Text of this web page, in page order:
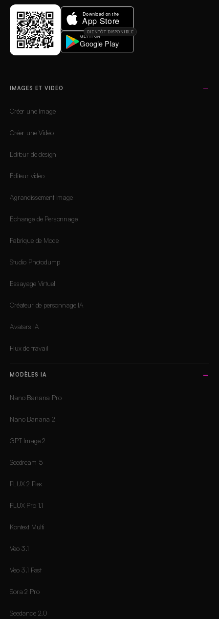
BIENTÔT DISPONIBLE
IMAGES ET VIDÉO
Créer une Image
Créer une Vidéo
Éditeur de design
Éditeur vidéo
Agrandissement Image
Échange de Personnage
Fabrique de Mode
Studio Photodump
Essayage Virtuel
Créateur de personnage IA
Avatars IA
Flux de travail
MODÈLES IA
Nano Banana Pro
Nano Banana 2
GPT Image 2
Seedream 5
FLUX 2 Flex
FLUX Pro 1.1
Kontext Multi
Veo 3.1
Veo 3.1 Fast
Sora 2 Pro
Seedance 2.0